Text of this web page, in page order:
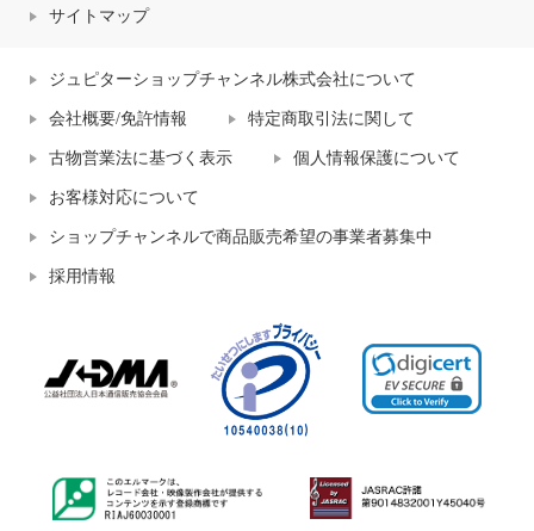
サイトマップ
ジュピターショップチャンネル株式会社について
会社概要/免許情報 特定商取引法に関して
古物営業法に基づく表示 個人情報保護について
お客様対応について
ショップチャンネルで商品販売希望の事業者募集中
採用情報